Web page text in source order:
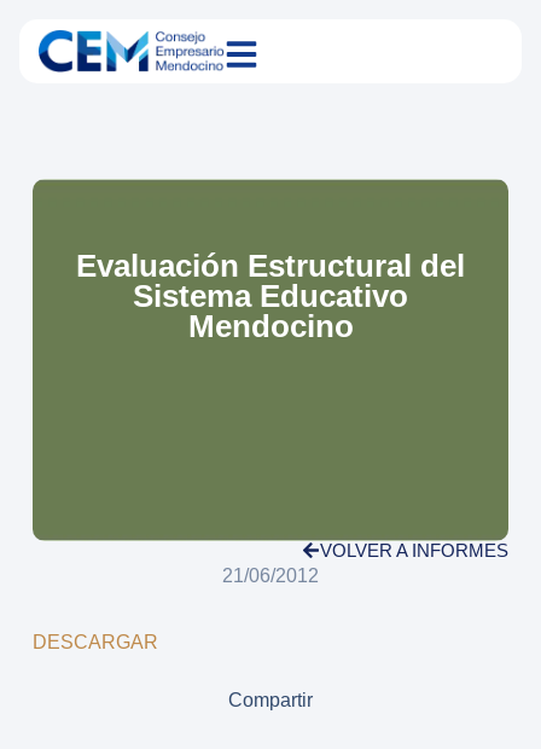
Evaluación Estructural del
Sistema Educativo
Mendocino
VOLVER A INFORMES
21/06/2012
DESCARGAR
Compartir